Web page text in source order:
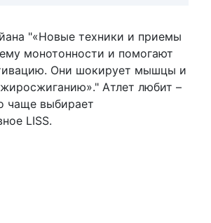
«Новые техники и приемы
монотонности и помогают
Они шокирует мышцы и
Атлет любит –
чаще выбирает
LISS.